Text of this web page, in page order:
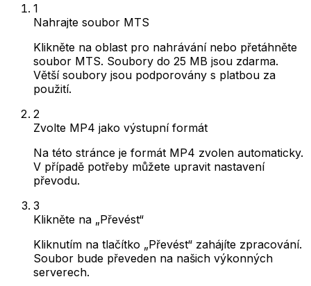
1
Nahrajte soubor MTS
Klikněte na oblast pro nahrávání nebo přetáhněte
soubor MTS. Soubory do 25 MB jsou zdarma.
Větší soubory jsou podporovány s platbou za
použití.
2
Zvolte MP4 jako výstupní formát
Na této stránce je formát MP4 zvolen automaticky.
V případě potřeby můžete upravit nastavení
převodu.
3
Klikněte na „Převést“
Kliknutím na tlačítko „Převést“ zahájíte zpracování.
Soubor bude převeden na našich výkonných
serverech.